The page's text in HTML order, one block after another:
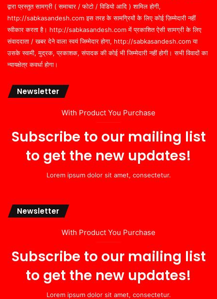
द्वारा प्रस्तुत सामग्री ( समाचार / फोटो / विडियो आदि ) शामिल होगी,
http://sabkasandesh.com इस तरह के सामग्रियों के लिए कोई ज़िम्मेदारी नहीं
स्वीकार करता है। http://sabkasandesh.com में प्रकाशित ऐसी सामग्री के लिए
संवाददाता / खबर देने वाला स्वयं जिम्मेदार होगा, http://sabkasandesh.com या
उसके स्वामी, मुद्रक, प्रकाशक, संपादक की कोई भी जिम्मेदारी नहीं होगी। सभी विवादों का
न्यायक्षेत्र कवर्धा होगा।
Newsletter
With Product You Purchase
Subscribe to our mailing list
to get the new updates!
Lorem ipsum dolor sit amet, consectetur.
Newsletter
With Product You Purchase
Subscribe to our mailing list
to get the new updates!
Lorem ipsum dolor sit amet, consectetur.